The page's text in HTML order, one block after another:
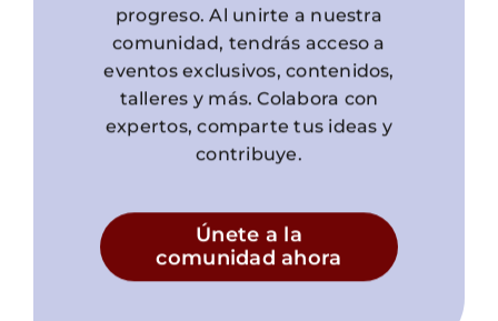
progreso. Al unirte a nuestra
comunidad, tendrás acceso a
eventos exclusivos, contenidos,
talleres y más. Colabora con
expertos, comparte tus ideas y
contribuye.
Únete a la
comunidad ahora